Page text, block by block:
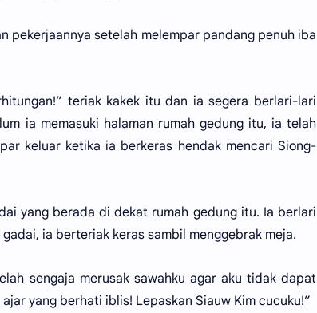
pekerjaannya setelah melempar pandang penuh iba
teriak kakek itu dan ia segera berlari-lari
ia memasuki halaman rumah gedung itu, ia telah
keluar ketika ia berkeras hendak mencari Siong-
yang berada di dekat rumah gedung itu. Ia berlari
ia berteriak keras sambil menggebrak meja.
sengaja merusak sawahku agar aku tidak dapat
yang berhati iblis! Lepaskan Siauw Kim cucuku!”